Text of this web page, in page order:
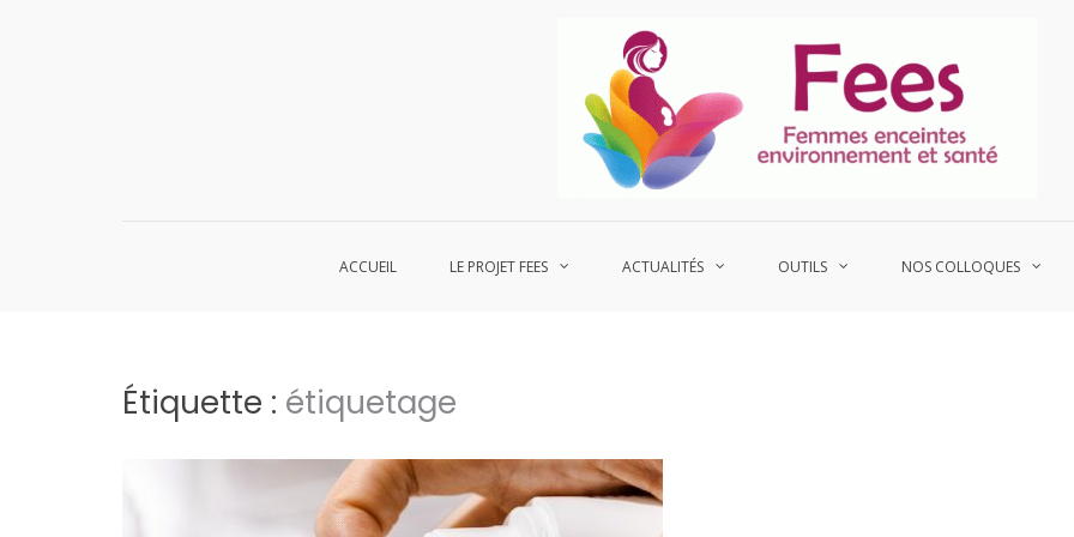
ACCUEIL LE PROJET FEES ACTUALITÉS OUTILS NOS COLLOQUES
Étiquette : étiquetage